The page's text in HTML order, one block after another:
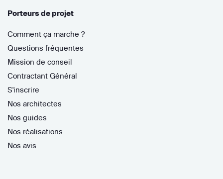
Porteurs de projet
Comment ça marche ?
Questions fréquentes
Mission de conseil
Contractant Général
S'inscrire
Nos architectes
Nos guides
Nos réalisations
Nos avis